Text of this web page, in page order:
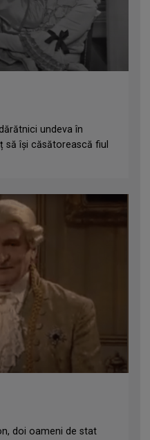
undeva în
să își căsătorească fiul
doi oameni de stat